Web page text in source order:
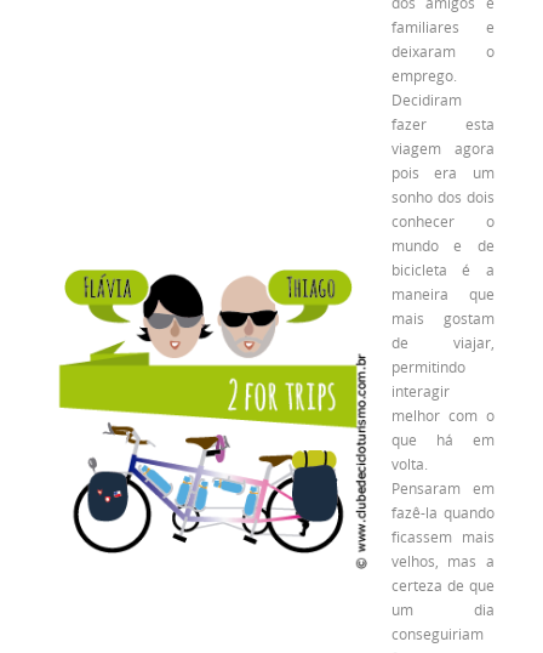
familiares e
deixaram o
emprego.
Decidiram
fazer esta
viagem agora
pois era um
sonho dos dois
conhecer o
mundo e de
bicicleta é a
maneira que
mais gostam
de viajar,
permitindo
interagir
melhor com o
que há em
volta.
Pensaram em
fazê-la quando
ficassem mais
velhos, mas a
certeza de que
um dia
conseguiriam